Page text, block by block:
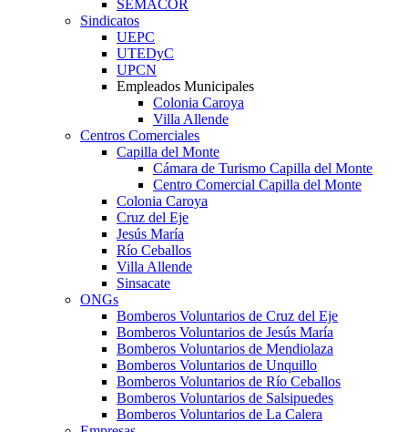
SEMACOR
Sindicatos
UEPC
UTEDyC
UPCN
Empleados Municipales
Colonia Caroya
Villa Allende
Centros Comerciales
Capilla del Monte
Cámara de Turismo Capilla del Monte
Centro Comercial Capilla del Monte
Colonia Caroya
Cruz del Eje
Jesús María
Río Ceballos
Villa Allende
Sinsacate
ONGs
Bomberos Voluntarios de Cruz del Eje
Bomberos Voluntarios de Jesús María
Bomberos Voluntarios de Mendiolaza
Bomberos Voluntarios de Unquillo
Bomberos Voluntarios de Río Ceballos
Bomberos Voluntarios de Salsipuedes
Bomberos Voluntarios de La Calera